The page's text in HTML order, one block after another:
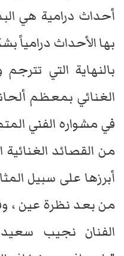
أحداث درامية هي
بها الأحداث درامياً
بالنهاية التي
الغنائي بمعظم
في مشواره الفني
من القصائد
أبرزها على سبيل
من بعد نظرة عين ،
الفنان نجيب